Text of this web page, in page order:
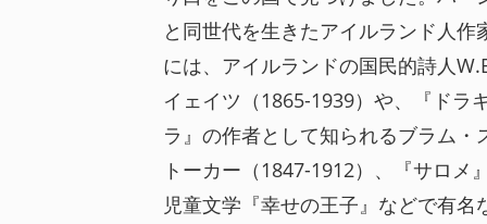
と同世代を生きたアイルランド人作
には、アイルランドの国民的詩人
イェイツ（1865-1939）や、『ドラ
ラ』の作者として知られるブラム・
トーカー（1847-1912）、『サロメ
児童文学『幸せの王子』などで有名